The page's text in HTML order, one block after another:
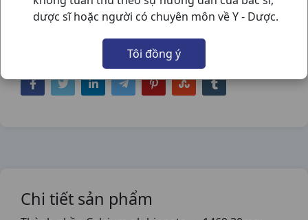
dược sĩ hoặc người có chuyên môn về Y - Dược.
Tôi đồng ý
Nhóm hàng:
Vitamin & Thuốc Bổ,
Chia sẻ qua mạng xã hội:
Chi tiết sản phẩm